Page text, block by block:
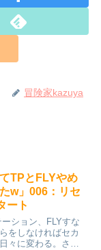
冒険家kazuya
TPとFLYやめ
w」006：リセ
ート
ション、FLYすな
をしなければセカ
々に変わる。さら